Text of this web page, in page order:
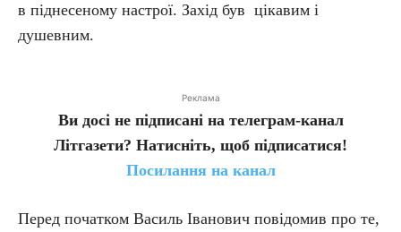
в піднесеному настрої. Захід був цікавим і
душевним.
Реклама
Ви досі не підписані на телеграм-канал
Літгазети? Натисніть, щоб підписатися!
Посилання на канал
Перед початком Василь Іванович повідомив про те,